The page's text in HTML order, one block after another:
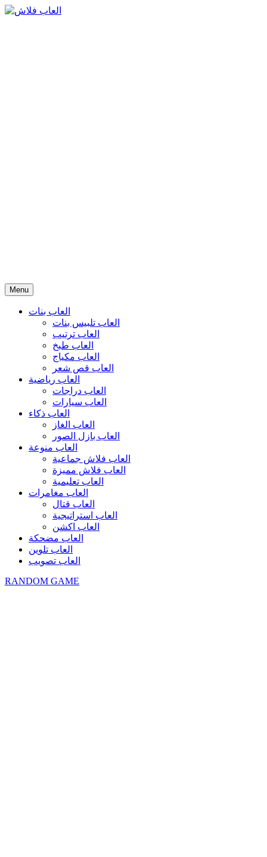
Menu
العاب بنات
العاب تلبيس بنات
العاب ترتيب
العاب طبخ
العاب مكياج
العاب قص شعر
العاب رياضية
العاب دراجات
العاب سيارات
العاب ذكاء
العاب الغاز
العاب بازل الصور
العاب منوعة
العاب فلاش جماعية
العاب فلاش مميزة
العاب تعليمية
العاب مغامرات
العاب قتال
العاب استراتيجية
العاب اكشن
العاب مضحكة
العاب تلوين
العاب تصويب
RANDOM GAME